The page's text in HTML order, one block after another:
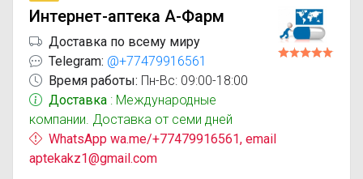
Интернет-аптека А-Фарм
Доставка по всему миру
Telegram: @+77479916561
Время работы: Пн-Вс: 09:00-18:00
Доставка : Международные
компании. Доставка от семи дней
WhatsApp wa.me/+77479916561, email
aptekakz1@gmail.com